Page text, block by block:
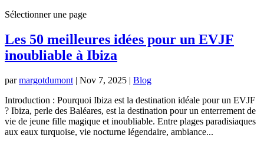
Sélectionner une page
Les 50 meilleures idées pour un EVJF
inoubliable à Ibiza
parmargotdumont | Nov 7, 2025 | Blog
Introduction : Pourquoi Ibiza est la destination idéale pour un EVJF
? Ibiza, perle des Baléares, est la destination pour un enterrement de
vie de jeune fille magique et inoubliable. Entre plages paradisiaques
aux eaux turquoise, vie nocturne légendaire, ambiance...